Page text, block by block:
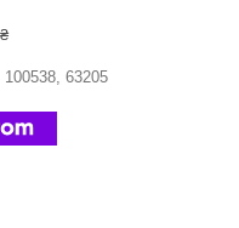
100538, 63205